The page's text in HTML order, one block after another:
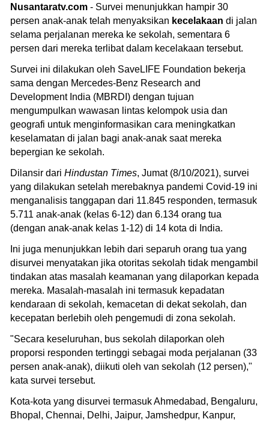
Nusantaratv.com - Survei menunjukkan hampir 30
persen anak-anak telah menyaksikan kecelakaan di jalan
selama perjalanan mereka ke sekolah, sementara 6
persen dari mereka terlibat dalam kecelakaan tersebut.
Survei ini dilakukan oleh SaveLIFE Foundation bekerja
sama dengan Mercedes-Benz Research and
Development India (MBRDI) dengan tujuan
mengumpulkan wawasan lintas kelompok usia dan
geografi untuk menginformasikan cara meningkatkan
keselamatan di jalan bagi anak-anak saat mereka
bepergian ke sekolah.
Dilansir dari Hindustan Times, Jumat (8/10/2021), survei
yang dilakukan setelah merebaknya pandemi Covid-19 ini
menganalisis tanggapan dari 11.845 responden, termasuk
5.711 anak-anak (kelas 6-12) dan 6.134 orang tua
(dengan anak-anak kelas 1-12) di 14 kota di India.
Ini juga menunjukkan lebih dari separuh orang tua yang
disurvei menyatakan jika otoritas sekolah tidak mengambil
tindakan atas masalah keamanan yang dilaporkan kepada
mereka. Masalah-masalah ini termasuk kepadatan
kendaraan di sekolah, kemacetan di dekat sekolah, dan
kecepatan berlebih oleh pengemudi di zona sekolah.
"Secara keseluruhan, bus sekolah dilaporkan oleh
proporsi responden tertinggi sebagai moda perjalanan (33
persen anak-anak), diikuti oleh van sekolah (12 persen),"
kata survei tersebut.
Kota-kota yang disurvei termasuk Ahmedabad, Bengaluru,
Bhopal, Chennai, Delhi, Jaipur, Jamshedpur, Kanpur,